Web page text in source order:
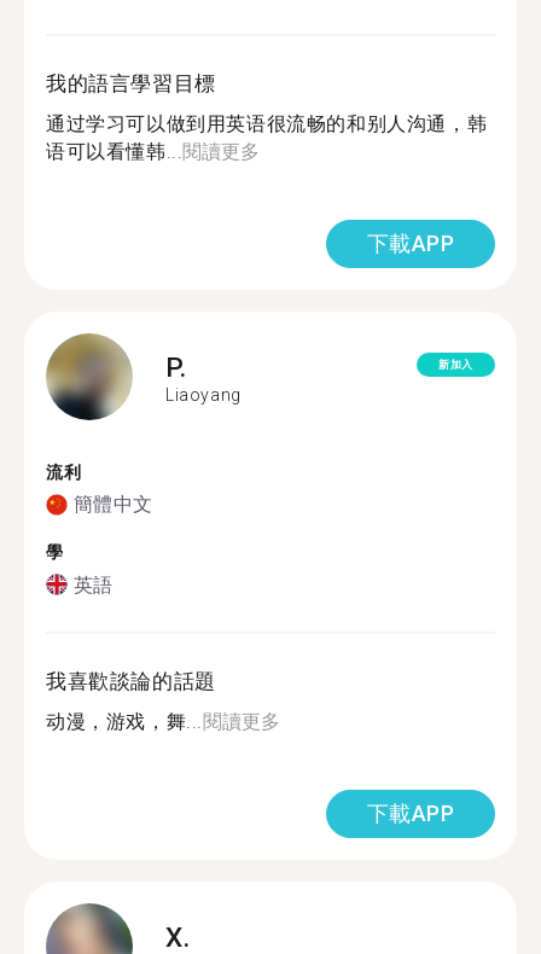
我的語言學習目標
通过学习可以做到用英语很流畅的和别人沟通，韩
语可以看懂韩... 閱讀更多
下載APP
P.
Liaoyang
新加入
流利
簡體中文
學
英語
我喜歡談論的話題
动漫，游戏，舞... 閱讀更多
下載APP
X.